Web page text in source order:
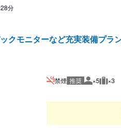
分
クモニターなど充実装備プラ
禁煙 推奨 推奨人数
×5 推奨
×3